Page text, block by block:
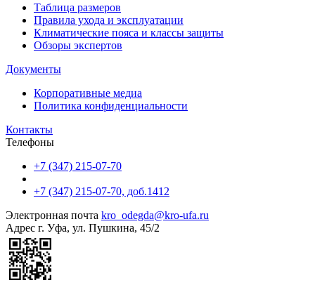
Таблица размеров
Правила ухода и эксплуатации
Климатические пояса и классы защиты
Обзоры экспертов
Документы
Корпоративные медиа
Политика конфиденциальности
Контакты
Телефоны
+7 (347) 215-07-70
+7 (347) 215-07-70, доб.1412
Электронная почта kro_odegda@kro-ufa.ru
Адрес г. Уфа, ул. Пушкина, 45/2